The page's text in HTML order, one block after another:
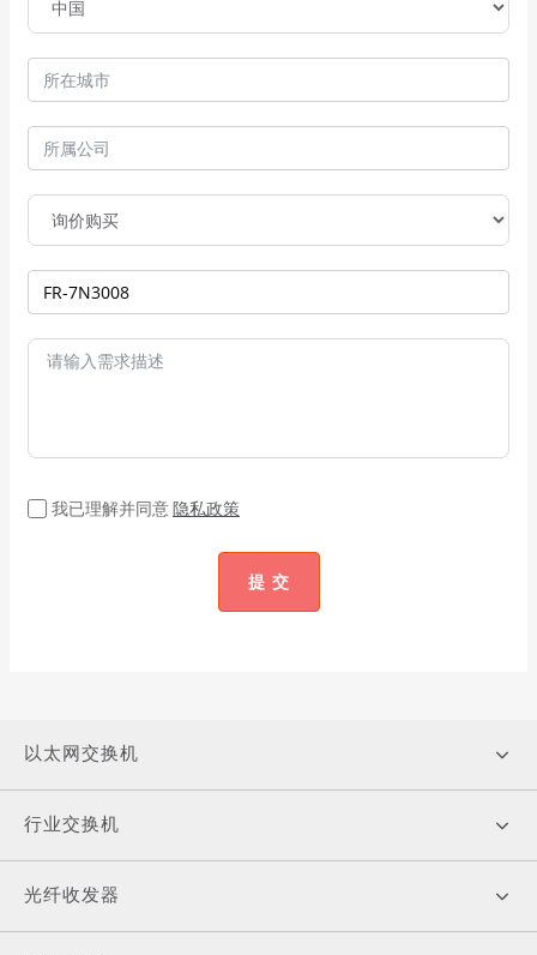
我已理解并同意隐私政策
提 交
以太网交换机
行业交换机
光纤收发器